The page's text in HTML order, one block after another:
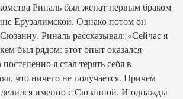
Риналь был женат первым браком
Ерузалимской. Однако потом он
Риналь рассказывал: «Сейчас я
был рядом: этот опыт оказался
я стал терять себя в
что ничего не получается. Причем
именно с Сюзанной. И однажды